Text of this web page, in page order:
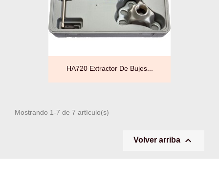
HA720 Extractor De Bujes...
Mostrando 1-7 de 7 artículo(s)
Volver arriba 